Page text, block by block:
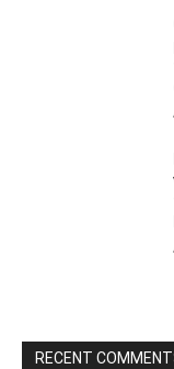
RECENT